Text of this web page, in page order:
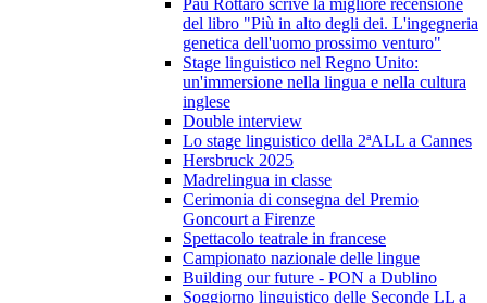
Pau Rottaro scrive la migliore recensione
del libro "Più in alto degli dei. L'ingegneria
genetica dell'uomo prossimo venturo"
Stage linguistico nel Regno Unito:
un'immersione nella lingua e nella cultura
inglese
Double interview
Lo stage linguistico della 2ªALL a Cannes
Hersbruck 2025
Madrelingua in classe
Cerimonia di consegna del Premio
Goncourt a Firenze
Spettacolo teatrale in francese
Campionato nazionale delle lingue
Building our future - PON a Dublino
Soggiorno linguistico delle Seconde LL a